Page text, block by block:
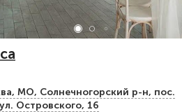
МО, Солнечногорский р-н, пос.
Островского, 16